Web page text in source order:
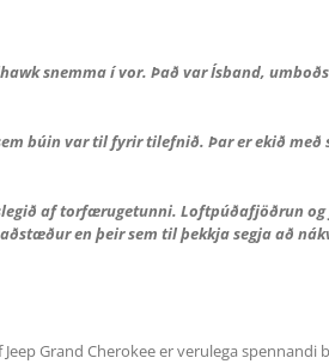
snemma í vor. Það var Ísband,
búin var til fyrir tilefnið. Þar er ekið
af torfærugetunni. Loftpúðafjöðrun
en þeir sem til þekkja segja að
Grand Cherokee er verulega spennandi